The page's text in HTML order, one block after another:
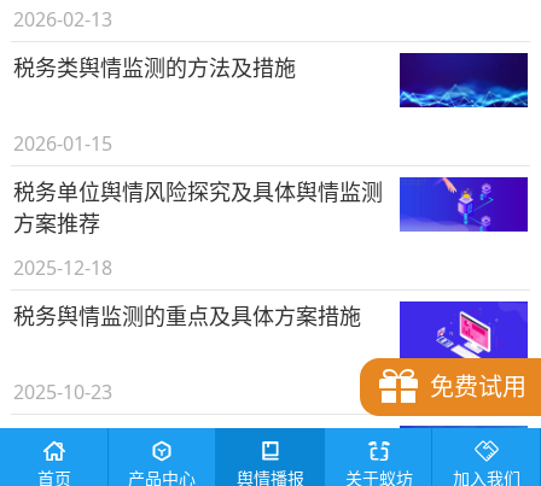
2026-02-13
税务类舆情监测的方法及措施
2026-01-15
税务单位舆情风险探究及具体舆情监测
方案推荐
2025-12-18
税务舆情监测的重点及具体方案措施
2025-10-23
税务行业舆情分析研判的“七步工作法”
——兼论鹰眼速读网系统的场景化应用
免费试用
首页 产品中心 舆情播报 关于蚁坊 加入我们